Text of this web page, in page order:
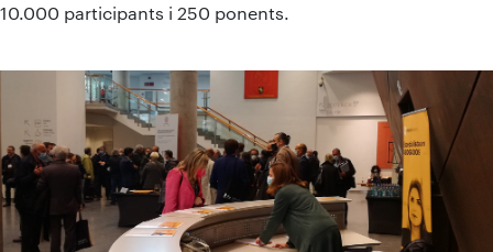
10.000 participants i 250 ponents.